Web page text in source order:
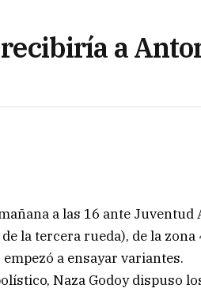
a
a las 16 ante
la tercera rueda), de la
a ensayar variantes.
Naza Godoy dispuso